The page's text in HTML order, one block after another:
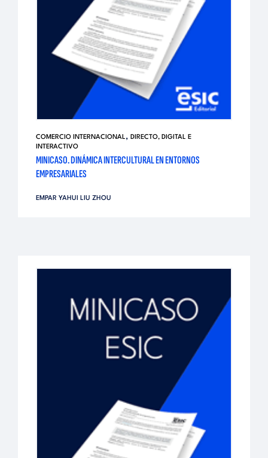
COMERCIO INTERNACIONAL, DIRECTO, DIGITAL E
INTERACTIVO
MINICASO. DINÁMICA INTERCULTURAL EN ENTORNOS
EMPRESARIALES
EMPAR YAHUI LIU ZHOU